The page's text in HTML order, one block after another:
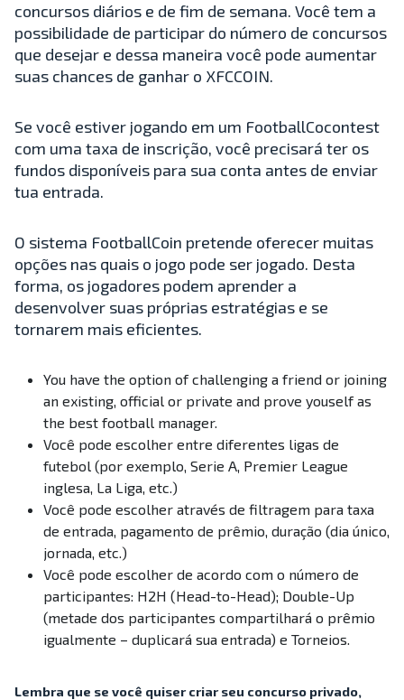
concursos diários e de fim de semana. Você tem a
possibilidade de participar do número de concursos
que desejar e dessa maneira você pode aumentar
suas chances de ganhar o XFCCOIN.
Se você estiver jogando em um FootballCocontest
com uma taxa de inscrição, você precisará ter os
fundos disponíveis para sua conta antes de enviar
tua entrada.
O sistema FootballCoin pretende oferecer muitas
opções nas quais o jogo pode ser jogado. Desta
forma, os jogadores podem aprender a
desenvolver suas próprias estratégias e se
tornarem mais eficientes.
You have the option of challenging a friend or joining
an existing, official or private and prove youself as
the best football manager.
Você pode escolher entre diferentes ligas de
futebol (por exemplo, Serie A, Premier League
inglesa, La Liga, etc.)
Você pode escolher através de filtragem para taxa
de entrada, pagamento de prêmio, duração (dia único,
jornada, etc.)
Você pode escolher de acordo com o número de
participantes: H2H (Head-to-Head); Double-Up
(metade dos participantes compartilhará o prêmio
igualmente – duplicará sua entrada) e Torneios.
Lembra que se você quiser criar seu concurso privado,